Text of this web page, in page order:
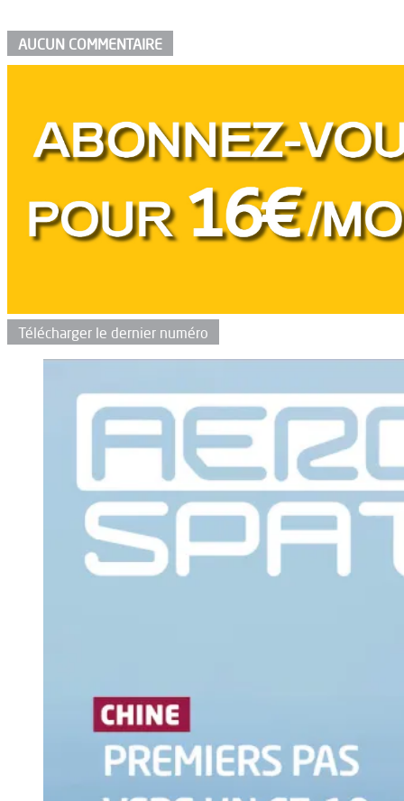
AUCUN COMMENTAIRE
Télécharger le dernier numéro